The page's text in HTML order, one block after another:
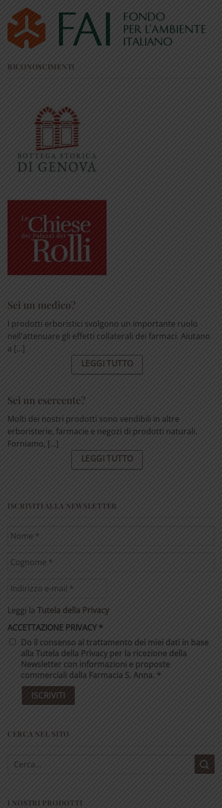
RICONOSCIMENTI
Sei un medico?
I prodotti erboristici svolgono un importante ruolo
nell'attenuare gli effetti collaterali dei farmaci. Aiutano
a [...]
LEGGI TUTTO
Sei un esercente?
Molti dei nostri prodotti sono vendibili in altre
erboristerie, farmacie e negozi di prodotti naturali.
Forniamo, [...]
LEGGI TUTTO
ISCRIVITI ALLA NEWSLETTER
Leggi la Tutela della Privacy
ACCETTAZIONE PRIVACY *
Do il consenso al trattamento dei miei dati in base
alla Tutela della Privacy per la ricezione della
Newsletter con informazioni e proposte
commerciali dalla Farmacia S. Anna. *
CERCA NEL SITO
Cerca:
I NOSTRI PRODOTTI